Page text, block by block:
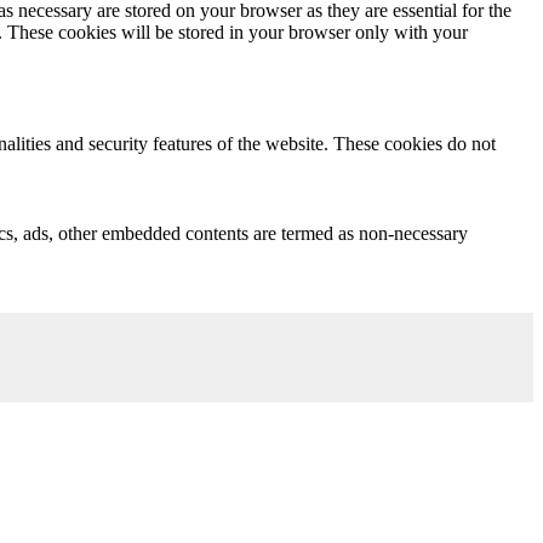
are stored on your browser as they are essential for the
These cookies will be stored in your browser only with your
and security features of the website. These cookies do not
other embedded contents are termed as non-necessary